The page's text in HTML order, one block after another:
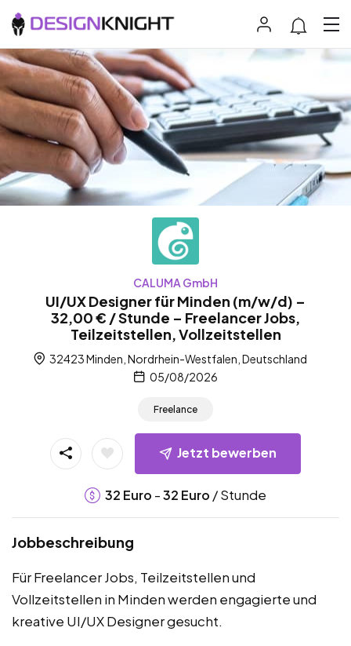
CALUMA GmbH
UI/UX Designer für Minden (m/w/d) –
32,00 € / Stunde – Freelancer Jobs,
Teilzeitstellen, Vollzeitstellen
32423 Minden, Nordrhein-Westfalen, Deutschland
05/08/2026
Freelance
Jetzt bewerben
32 Euro -32 Euro / Stunde
Jobbeschreibung
Für Freelancer Jobs, Teilzeitstellen und
Vollzeitstellen in Minden werden engagierte und
kreative UI/UX Designer gesucht.